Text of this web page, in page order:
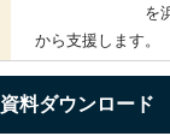
を浜松Ｒ
から支援します。
資料ダウンロード